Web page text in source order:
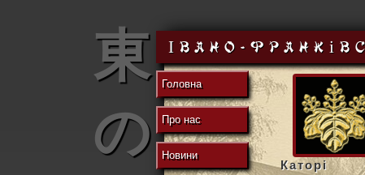
東
の
Івано-
Головна
Про нас
Новини
Каторі